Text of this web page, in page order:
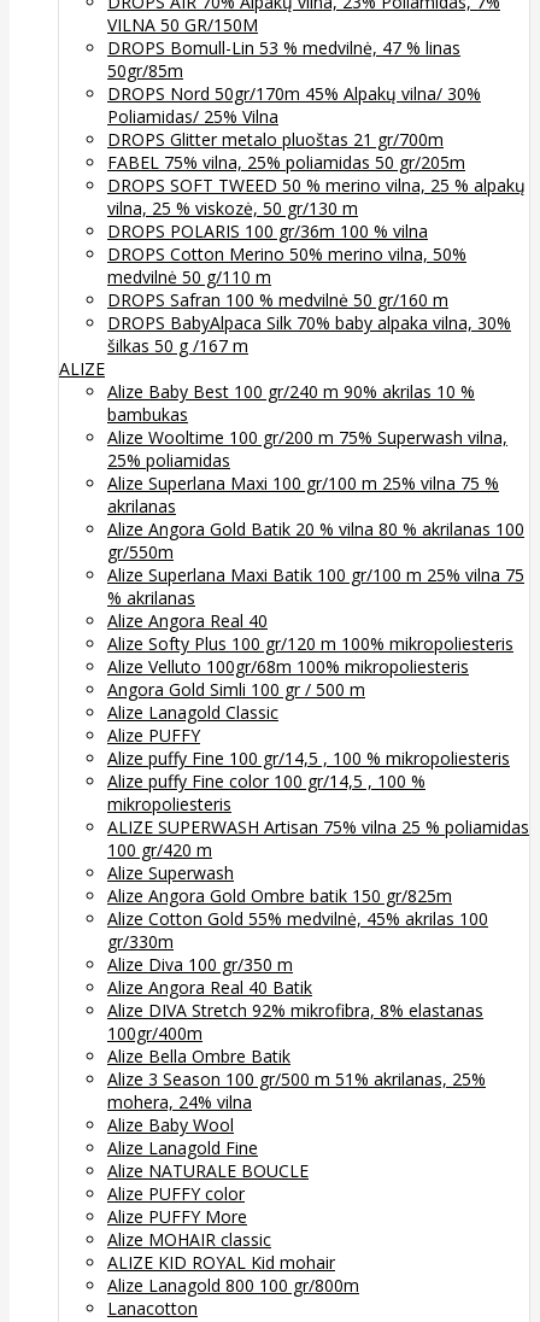
VILNA 50 GR/150M
DROPS Bomull-Lin 53 % medvilnė, 47 % linas
50gr/85m
DROPS Nord 50gr/170m 45% Alpakų vilna/ 30%
Poliamidas/ 25% Vilna
DROPS Glitter metalo pluoštas 21 gr/700m
FABEL 75% vilna, 25% poliamidas 50 gr/205m
DROPS SOFT TWEED 50 % merino vilna, 25 % alpakų
vilna, 25 % viskozė, 50 gr/130 m
DROPS POLARIS 100 gr/36m 100 % vilna
DROPS Cotton Merino 50% merino vilna, 50%
medvilnė 50 g/110 m
DROPS Safran 100 % medvilnė 50 gr/160 m
DROPS BabyAlpaca Silk 70% baby alpaka vilna, 30%
šilkas 50 g /167 m
ALIZE
Alize Baby Best 100 gr/240 m 90% akrilas 10 %
bambukas
Alize Wooltime 100 gr/200 m 75% Superwash vilna,
25% poliamidas
Alize Superlana Maxi 100 gr/100 m 25% vilna 75 %
akrilanas
Alize Angora Gold Batik 20 % vilna 80 % akrilanas 100
gr/550m
Alize Superlana Maxi Batik 100 gr/100 m 25% vilna 75
% akrilanas
Alize Angora Real 40
Alize Softy Plus 100 gr/120 m 100% mikropoliesteris
Alize Velluto 100gr/68m 100% mikropoliesteris
Angora Gold Simli 100 gr / 500 m
Alize Lanagold Classic
Alize PUFFY
Alize puffy Fine 100 gr/14,5 , 100 % mikropoliesteris
Alize puffy Fine color 100 gr/14,5 , 100 %
mikropoliesteris
ALIZE SUPERWASH Artisan 75% vilna 25 % poliamidas
100 gr/420 m
Alize Superwash
Alize Angora Gold Ombre batik 150 gr/825m
Alize Cotton Gold 55% medvilnė, 45% akrilas 100
gr/330m
Alize Diva 100 gr/350 m
Alize Angora Real 40 Batik
Alize DIVA Stretch 92% mikrofibra, 8% elastanas
100gr/400m
Alize Bella Ombre Batik
Alize 3 Season 100 gr/500 m 51% akrilanas, 25%
mohera, 24% vilna
Alize Baby Wool
Alize Lanagold Fine
Alize NATURALE BOUCLE
Alize PUFFY color
Alize PUFFY More
Alize MOHAIR classic
ALIZE KID ROYAL Kid mohair
Alize Lanagold 800 100 gr/800m
Lanacotton